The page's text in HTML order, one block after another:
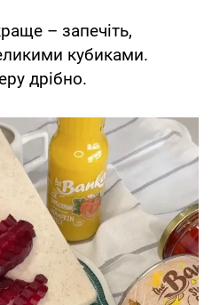
– запечіть,
кубиками.
дрібно.